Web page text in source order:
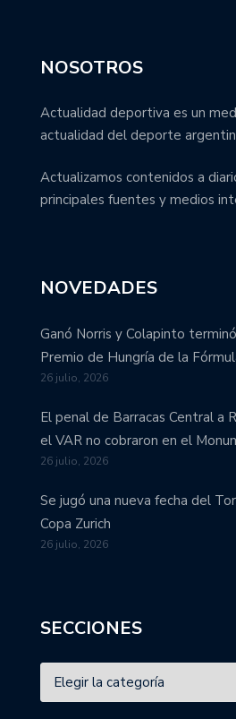
NOSOTROS
Actualidad deportiva es un
actualidad del deporte
Actualizamos contenidos a
principales fuentes y medios
NOVEDADES
Ganó Norris y Colapinto
Premio de Hungría de la
26 julio, 2026
El penal de Barracas Central a
el VAR no cobraron en el
26 julio, 2026
Se jugó una nueva fecha del
Copa Zurich
26 julio, 2026
SECCIONES